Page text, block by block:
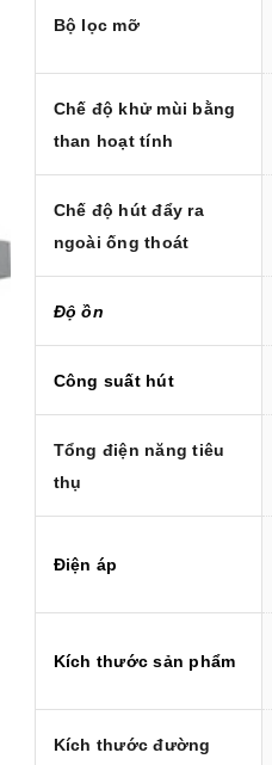
Bộ lọc mỡ
Chế độ khử mùi bằng
than hoạt tính
Chế độ hút đẩy ra
ngoài ống thoát
Độ ồn
Công suấthút
Tổng điện năng tiêu
thụ
Điện áp
Kích thước sản phẩm
Kích thước đường